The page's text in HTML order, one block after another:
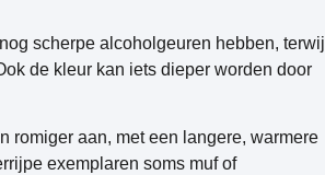
scherpe alcoholgeuren hebben, terwijl
de kleur kan iets dieper worden door
romiger aan, met een langere, warmere
exemplaren soms muf of